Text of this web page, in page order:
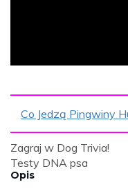
Co Jedzą Pingwiny
Zagraj w Dog Trivia!
Testy DNA psa
Opis